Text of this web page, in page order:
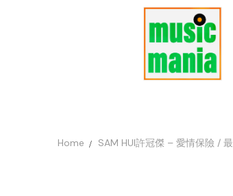
Home SAM HUI許冠傑 – 愛情保險 /